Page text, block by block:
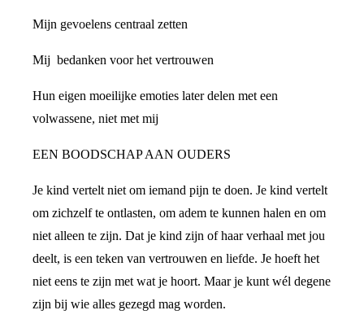
Mijn gevoelens centraal zetten
Mij bedanken voor het vertrouwen
Hun eigen moeilijke emoties later delen met een
volwassene, niet met mij
EEN BOODSCHAP AAN OUDERS
Je kind vertelt niet om iemand pijn te doen. Je kind vertelt
om zichzelf te ontlasten, om adem te kunnen halen en om
niet alleen te zijn. Dat je kind zijn of haar verhaal met jou
deelt, is een teken van vertrouwen en liefde. Je hoeft het
niet eens te zijn met wat je hoort. Maar je kunt wél degene
zijn bij wie alles gezegd mag worden.